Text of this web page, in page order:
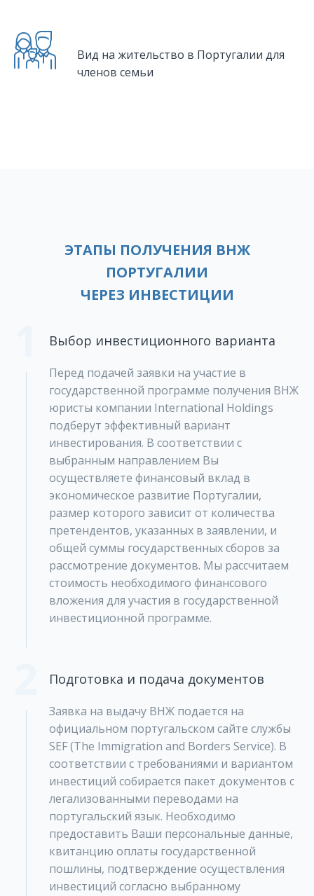
Вид на жительство в Португалии для
членов семьи
ЭТАПЫ ПОЛУЧЕНИЯ ВНЖ
ПОРТУГАЛИИ
ЧЕРЕЗ ИНВЕСТИЦИИ
Выбор инвестиционного варианта
Перед подачей заявки на участие в
государственной программе получения ВНЖ
юристы компании International Holdings
подберут эффективный вариант
инвестирования. В соответствии с
выбранным направлением Вы
осуществляете финансовый вклад в
экономическое развитие Португалии,
размер которого зависит от количества
претендентов, указанных в заявлении, и
общей суммы государственных сборов за
рассмотрение документов. Мы рассчитаем
стоимость необходимого финансового
вложения для участия в государственной
инвестиционной программе.
Подготовка и подача документов
Заявка на выдачу ВНЖ подается на
официальном португальском сайте службы
SEF (​The Immigration and Borders Service). В
соответствии с требованиями и вариантом
инвестиций собирается пакет документов с
легализованными переводами на
португальский язык. Необходимо
предоставить Ваши персональные данные,
квитанцию оплаты государственной
пошлины, подтверждение осуществления
инвестиций согласно выбранному